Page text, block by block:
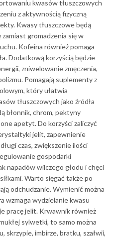
kwasów tłuszczowych
z aktywnością fizyczną
Kwasy tłuszczowe będą
gromadzenia się w
Kofeina również pomaga
Dodatkową korzyścią będzie
zniwelowanie zmęczenia,
Pomagają suplementy z
który ułatwia
tłuszczowych jako źródła
błonnik, chrom, pektyny
apetyt. Do korzyści zaliczyć
jelit, zapewnienie
czas, zwiększenie ilości
gospodarki
napadów wilczego głodu i chęci
Warto sięgać także po
odchudzanie. Wymienić można
wzmaga wydzielanie kwasu
pracę jelit. Krwawnik również
sylwetki, to samo można
skrzypie, imbirze, bratku, szałwii,